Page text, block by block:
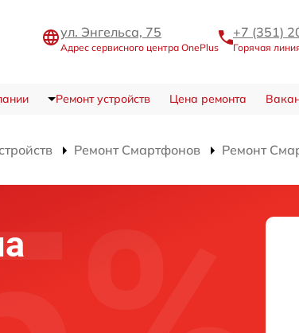
ул. Энгельса, 75
Адрес сервисного центра OnePlus
+7 (351)
Горячая
Ремонт устройств Цена ремонта
Ремонт Смартфонов Ремонт